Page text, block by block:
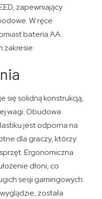
zapewniający
W ręce
bateria AA.
zakresie.
się solidną konstrukcją,
wagi. Obudowa
jest odporna na
dla graczy, którzy
Ergonomiczna
dłoni, co
sesji gamingowych.
została